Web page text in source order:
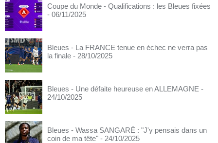
Coupe du Monde - Qualifications : les Bleues fixées
- 06/11/2025
Bleues - La FRANCE tenue en échec ne verra pas
la finale - 28/10/2025
Bleues - Une défaite heureuse en ALLEMAGNE -
24/10/2025
Bleues - Wassa SANGARÉ : "J'y pensais dans un
coin de ma tête" - 24/10/2025